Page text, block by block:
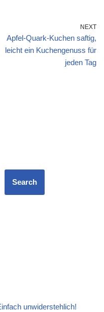
NEXT
Apfel-Quark-Kuchen saftig,
leicht ein Kuchengenuss für
jeden Tag
Search
unwiderstehlich!